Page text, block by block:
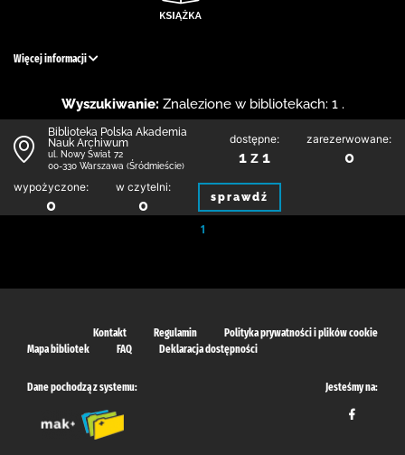
Więcej informacji
Wyszukiwanie: Znalezione w bibliotekach: 1 .
Biblioteka Polska Akademia
Nauk Archiwum
ul. Nowy Świat 72
00-330 Warszawa (Śródmieście)
dostępne:
1 z 1
zarezerwowane:
0
wypożyczone:
0
w czytelni:
0 sprawdź
1
Kontakt Regulamin
Polityka prywatności i plików cookie
Mapa bibliotek
FAQ Deklaracja dostępności
Dane pochodzą z systemu: Jesteśmy na: